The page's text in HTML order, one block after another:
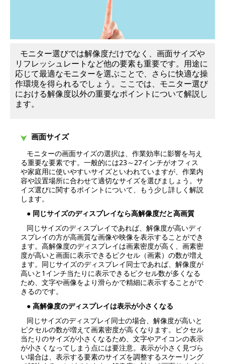
モニター選びでは解像度だけでなく、画面サイズや
リフレッシュレートなど他の要素も重要です。用途に
応じて最適なモニターを選ぶことで、さらに快適な操
作環境を得られるでしょう。ここでは、モニター選び
における解像度以外の重要なポイントについて解説し
ます。
画面サイズ
モニターの画面サイズの選択は、作業効率に影響を与え
る重要な要素です。一般的には23～27インチがオフィス
や家庭用に使いやすいサイズといわれていますが、作業内
容や設置場所に合わせて適切なサイズを選びましょう。サ
イズ選びに関するポイントについて、もう少し詳しく解説
します。
● 同じサイズのディスプレイなら高解像度だと高画質
同じサイズのディスプレイであれば、解像度が高いディ
スプレイの方が高画質な画像や映像を表示することができ
ます。高解像度のディスプレイは画素密度が高く、画素密
度が高いと画面に表示できるピクセル（画素）の数が増え
ます。同じサイズのディスプレイ同士であれば、解像度が
高いと1インチ当たりに表示できるピクセル数が多くなる
ため、文字や画像をより滑らかで精細に表示することがで
きるのです。
● 高解像度のディスプレイは表示が小さくなる
同じサイズのディスプレイ同士の場合、解像度が高いと
ピクセルの数が増えて画素密度が高くなります。ピクセル
当たりのサイズが小さくなるため、文字やアイコンの表示
が小さくなってしまう点には要注意。表示が小さく見づら
い場合は、表示する要素のサイズを調整するスケーリング